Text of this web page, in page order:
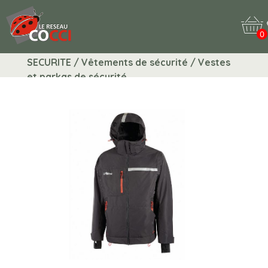
0
SECURITE / Vêtements de sécurité / Vestes
et parkas de sécurité